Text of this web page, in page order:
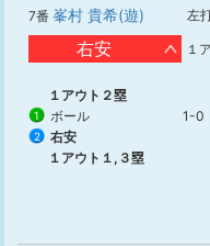
7番 峯村 貴希(遊) 左
右安 １
１アウト２塁
1 ボール 1-0
2
右安
１アウト１,３塁